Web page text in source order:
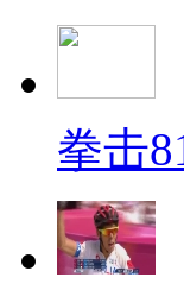
拳击